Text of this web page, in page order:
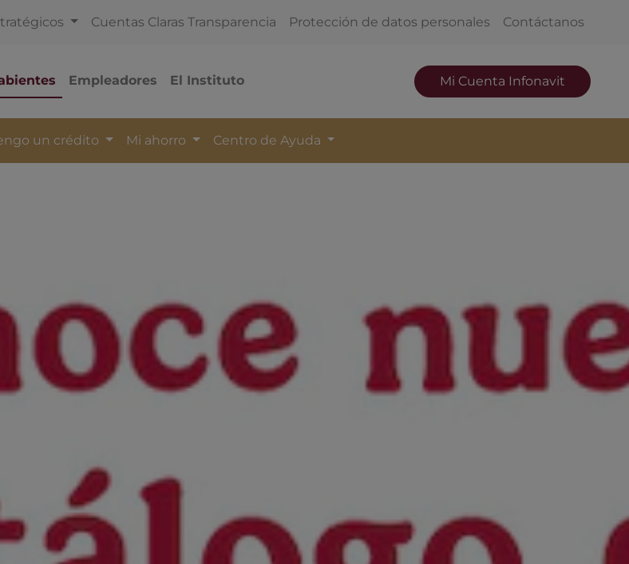
Cuentas Claras Transparencia Protección de datos personales Contáctanos
Empleadores El Instituto Mi Cuenta Infonavit
un crédito Mi ahorro Centro de Ayuda